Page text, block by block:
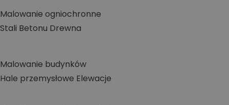
Malowanie ogniochronne
Stali Betonu Drewna
Malowanie budynków
Hale przemysłowe Elewacje